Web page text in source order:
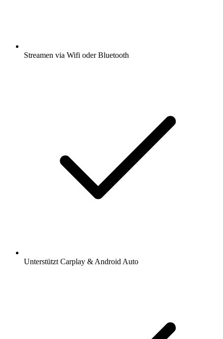
Streamen via Wifi oder Bluetooth
Unterstützt Carplay & Android Auto